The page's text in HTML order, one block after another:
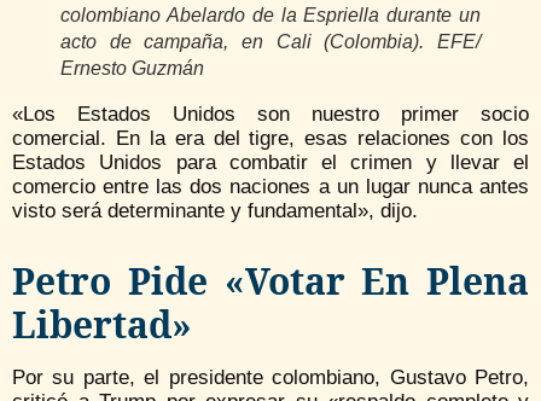
colombiano Abelardo de la Espriella durante un
acto de campaña, en Cali (Colombia). EFE/
Ernesto Guzmán
«Los Estados Unidos son nuestro primer socio
comercial. En la era del tigre, esas relaciones con los
Estados Unidos para combatir el crimen y llevar el
comercio entre las dos naciones a un lugar nunca antes
visto será determinante y fundamental», dijo.
Petro Pide «votar En Plena
Libertad»
Por su parte, el presidente colombiano, Gustavo Petro,